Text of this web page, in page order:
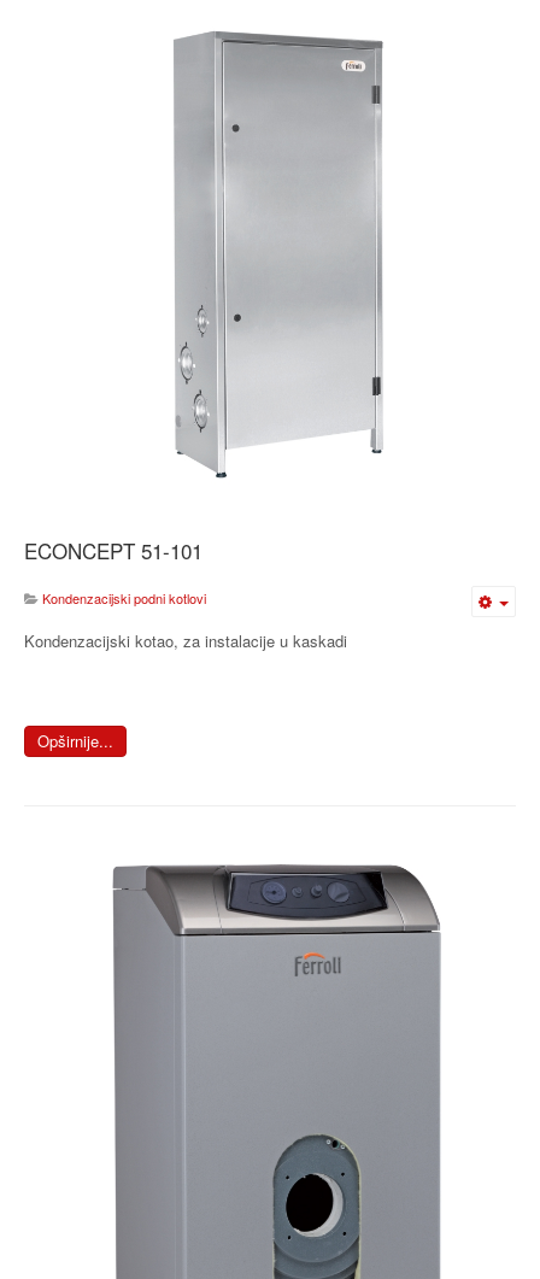
ECONCEPT 51-101
Kondenzacijski podni kotlovi
Kondenzacijski kotao, za instalacije u kaskadi
Opširnije...